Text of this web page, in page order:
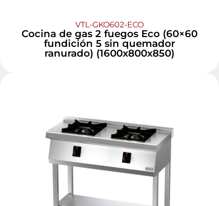
VTL-GKO602-ECO
Cocina de gas 2 fuegos Eco (60×60
fundición 5 sin quemador
ranurado) (1600x800x850)